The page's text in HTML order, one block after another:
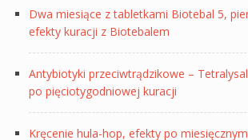
Dwa miesiące z tabletkami Biotebal 5,
efekty kuracji z Biotebalem
Antybiotyki przeciwtrądzikowe –
po pięciotygodniowej kuracji
Kręcenie hula-hop, efekty po